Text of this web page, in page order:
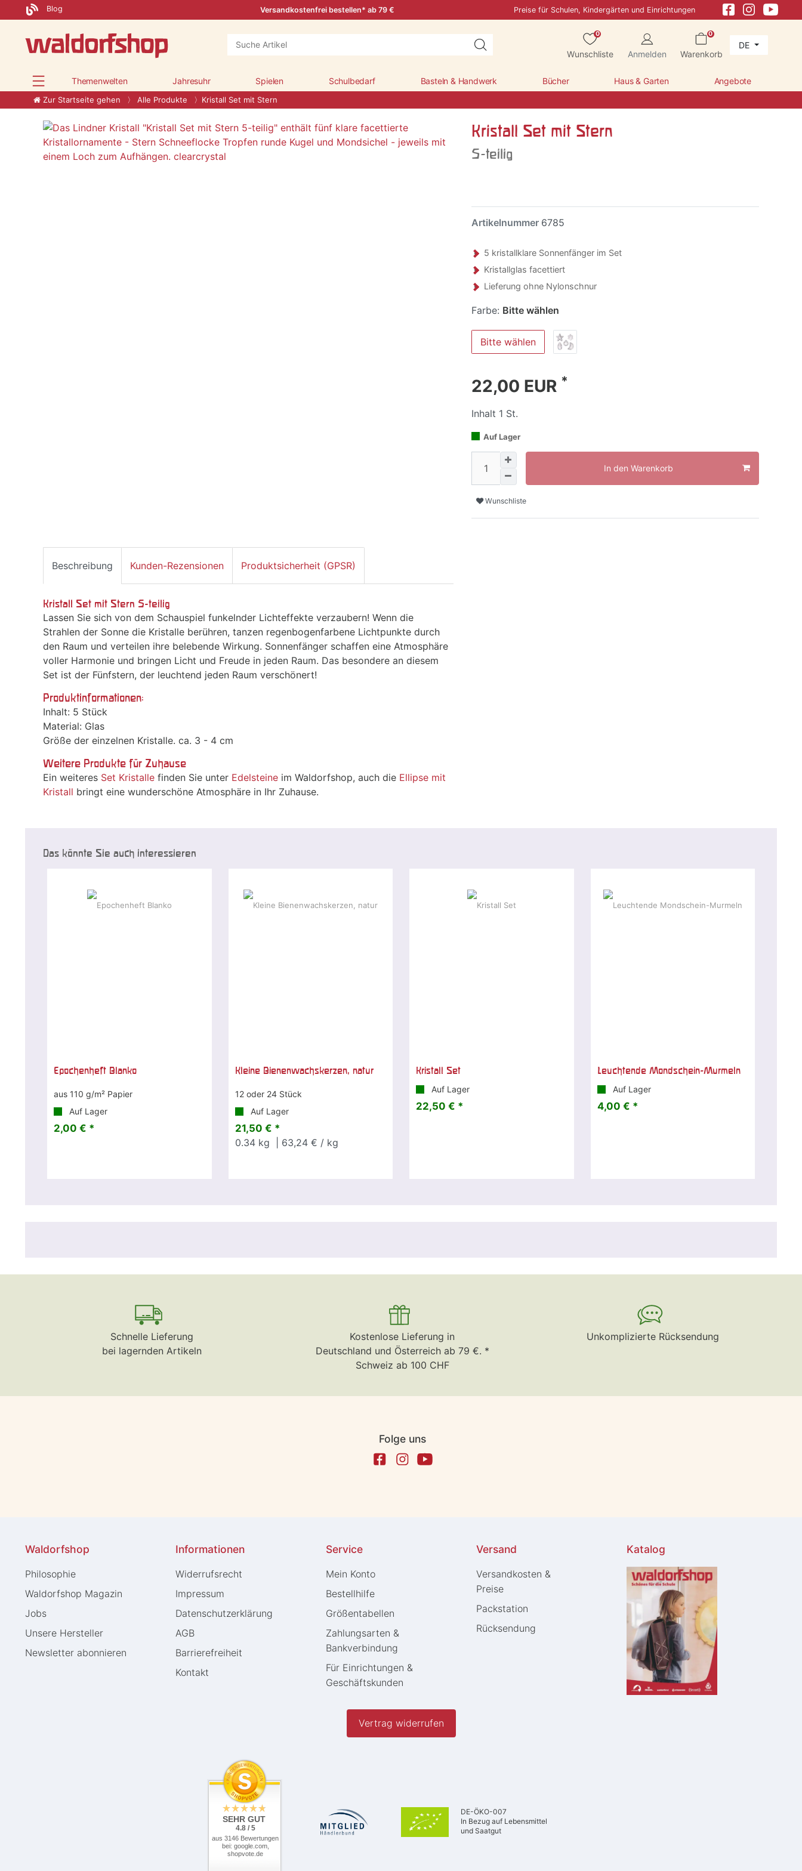
Blog Versandkostenfrei bestellen* ab 79 € Preise für Schulen, Kindergärten und Einrichtungen
0
Wunschliste Anmelden
0
Warenkorb
DE
Themenwelten Jahresuhr Spielen Schulbedarf Basteln & Handwerk Bücher Haus & Garten Angebote
Zur Startseite gehen Alle Produkte Kristall Set mit Stern
Kristall Set mit Stern
5-teilig
Artikelnummer 6785
5 kristallklare Sonnenfänger im Set
Kristallglas facettiert
Lieferung ohne Nylonschnur
Farbe: Bitte wählen
Bitte wählen
22,00 EUR *
Inhalt 1 St.
Auf Lager
In den Warenkorb
Wunschliste
Beschreibung Kunden-Rezensionen Produktsicherheit (GPSR)
Kristall Set mit Stern 5-teilig
Lassen Sie sich von dem Schauspiel funkelnder Lichteffekte verzaubern! Wenn die
Strahlen der Sonne die Kristalle berühren, tanzen regenbogenfarbene Lichtpunkte durch
den Raum und verteilen ihre belebende Wirkung. Sonnenfänger schaffen eine Atmosphäre
voller Harmonie und bringen Licht und Freude in jeden Raum. Das besondere an diesem
Set ist der Fünfstern, der leuchtend jeden Raum verschönert!
Produktinformationen:
Inhalt: 5 Stück
Material: Glas
Größe der einzelnen Kristalle. ca. 3 - 4 cm
Weitere Produkte für Zuhause
Ein weiteres Set Kristalle finden Sie unter Edelsteine im Waldorfshop, auch die Ellipse mit
Kristall bringt eine wunderschöne Atmosphäre in Ihr Zuhause.
Das könnte Sie auch interessieren
Epochenheft Blanko
aus 110 g/m² Papier
Auf Lager
2,00 € *
Kleine Bienenwachskerzen, natur
12 oder 24 Stück
Auf Lager
21,50 € *
0.34 kg | 63,24 € / kg
Kristall Set
Auf Lager
22,50 € *
Leuchtende Mondschein-Murmeln
Auf Lager
4,00 € *
Schnelle Lieferung
bei lagernden Artikeln
Kostenlose Lieferung in
Deutschland und Österreich ab 79 €. *
Schweiz ab 100 CHF
Unkomplizierte Rücksendung
Folge uns
Waldorfshop
Philosophie
Waldorfshop Magazin
Jobs
Unsere Hersteller
Newsletter abonnieren
Informationen
Widerrufs­recht
Impressum
Daten­schutz­erklärung
AGB
Barrierefreiheit
Kontakt
Service
Mein Konto
Bestellhilfe
Größentabellen
Zahlungsarten &
Bankverbindung
Für Einrichtungen &
Geschäftskunden
Versand
Versandkosten &
Preise
Packstation
Rücksendung
Katalog
Vertrag widerrufen
SEHR GUT
4.8 / 5
aus 3146 Bewertungen
bei: google.com,
shopvote.de
DE-ÖKO-007
In Bezug auf Lebensmittel
und Saatgut